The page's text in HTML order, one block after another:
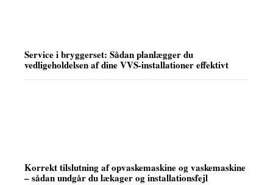
Service i bryggerset: Sådan planlægger du
vedligeholdelsen af dine VVS-installationer effektivt
Korrekt tilslutning af opvaskemaskine og vaskemaskine
– sådan undgår du lækager og installationsfejl